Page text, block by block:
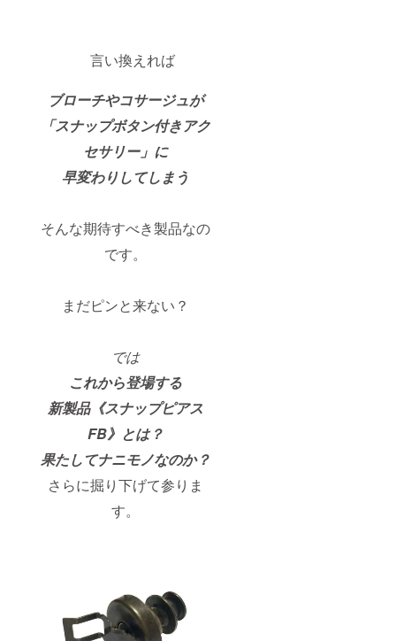
言い換えれば
ブローチやコサージュが
「スナップボタン付きアク
セサリー」に
早変わりしてしまう
そんな期待すべき製品なの
です。
まだピンと来ない？
では
これから登場する
新製品《スナップピアス
FB》とは？
果たしてナニモノなのか？
さらに掘り下げて参りま
す。